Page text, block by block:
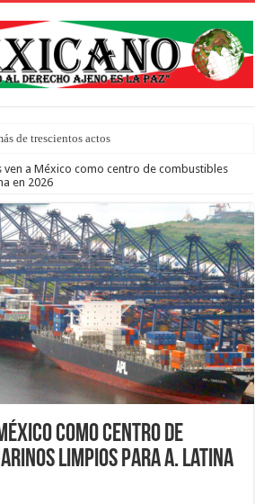
de trescientos actos honra a inmigrantes mue
ven a México como centro de combustibles
en 2026
como centro de
limpios para A. Latina